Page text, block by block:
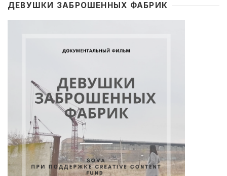
ДЕВУШКИ ЗАБРОШЕННЫХ ФАБРИК